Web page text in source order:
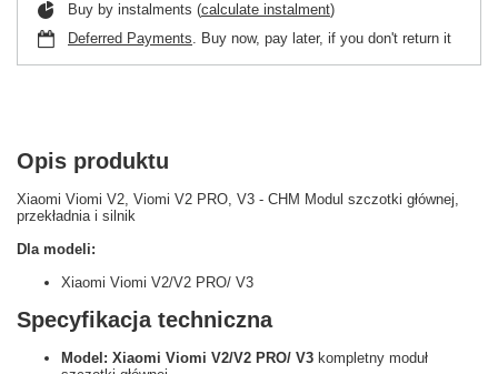
Buy by instalments (calculate instalment)
Deferred Payments. Buy now, pay later, if you don't return it
Opis produktu
Xiaomi Viomi V2, Viomi V2 PRO, V3 - CHM Modul szczotki głównej,
przekładnia i silnik
Dla modeli:
Xiaomi Viomi V2/V2 PRO/ V3
Specyfikacja techniczna
Model: Xiaomi Viomi V2/V2 PRO/ V3 kompletny moduł